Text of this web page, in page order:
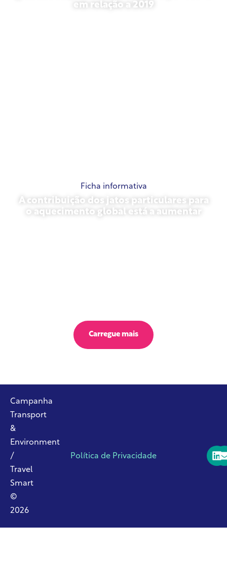
em relação a 2019
Ficha informativa
A contribuição dos jatos particulares para
o aquecimento global está a aumentar
Carregue mais
Campanha
Transport
&
Environment
/
Travel
Smart
©
2026
Política de Privacidade